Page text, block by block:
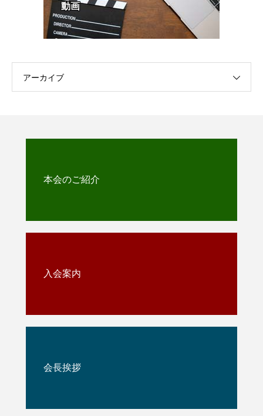
動画
アーカイブ
本会のご紹介
入会案内
会長挨拶